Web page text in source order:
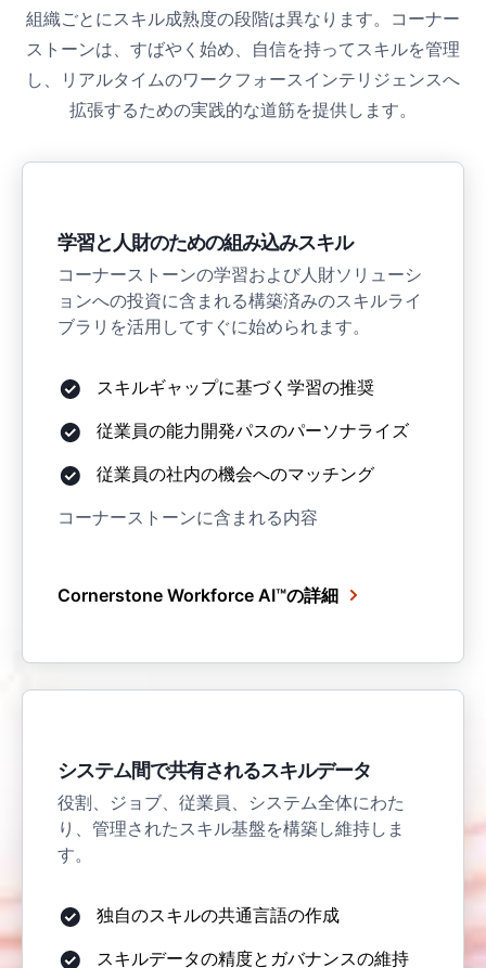
組織ごとにスキル成熟度の段階は異なります。コーナー
ストーンは、すばやく始め、自信を持ってスキルを管理
し、リアルタイムのワークフォースインテリジェンスへ
拡張するための実践的な道筋を提供します。
学習と人財のための組み込みスキル
コーナーストーンの学習および人財ソリューシ
ョンへの投資に含まれる構築済みのスキルライ
ブラリを活用してすぐに始められます。
スキルギャップに基づく学習の推奨
従業員の能力開発パスのパーソナライズ
従業員の社内の機会へのマッチング
コーナーストーンに含まれる内容
Cornerstone Workforce AI™の詳細
システム間で共有されるスキルデータ
役割、ジョブ、従業員、システム全体にわた
り、管理されたスキル基盤を構築し維持しま
す。
独自のスキルの共通言語の作成
スキルデータの精度とガバナンスの維持